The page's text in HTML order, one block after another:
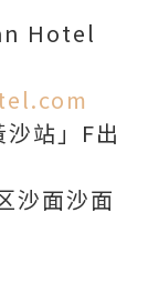
Hotel
站」F出
沙面沙面